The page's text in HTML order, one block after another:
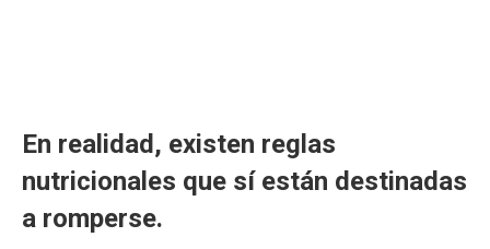
En realidad, existen reglas
nutricionales que sí están destinadas
a romperse.